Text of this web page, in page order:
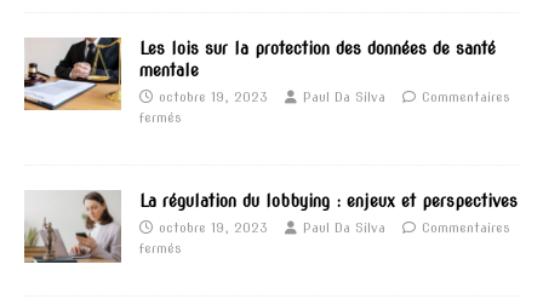
Les lois sur la protection des données de santé
mentale
octobre 19, 2023 Paul Da Silva
Commentaires
fermés
La régulation du lobbying : enjeux et perspectives
octobre 19, 2023 Paul Da Silva
Commentaires
fermés